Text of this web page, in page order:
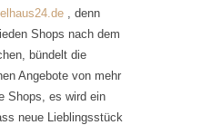
, denn
Shops nach dem
bündelt die
Angebote von mehr
Shops, es wird ein
neue Lieblingsstück